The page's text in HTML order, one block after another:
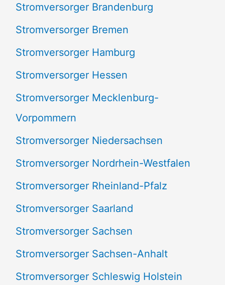
Stromversorger Brandenburg
Stromversorger Bremen
Stromversorger Hamburg
Stromversorger Hessen
Stromversorger Mecklenburg-
Vorpommern
Stromversorger Niedersachsen
Stromversorger Nordrhein-Westfalen
Stromversorger Rheinland-Pfalz
Stromversorger Saarland
Stromversorger Sachsen
Stromversorger Sachsen-Anhalt
Stromversorger Schleswig Holstein